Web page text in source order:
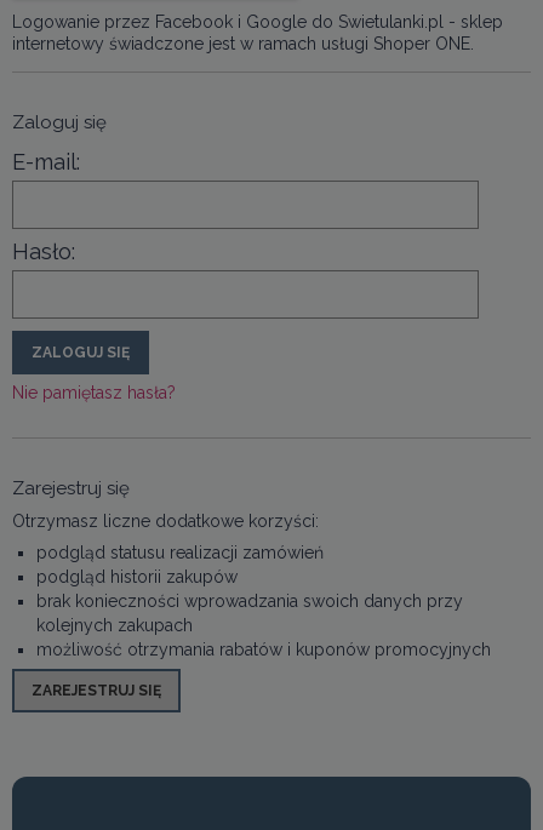
Logowanie przez Facebook i Google do Swietulanki.pl - sklep
internetowy świadczone jest w ramach usługi Shoper ONE.
Zaloguj się
E-mail:
Hasło:
ZALOGUJ SIĘ
Nie pamiętasz hasła?
Zarejestruj się
Otrzymasz liczne dodatkowe korzyści:
podgląd statusu realizacji zamówień
podgląd historii zakupów
brak konieczności wprowadzania swoich danych przy
kolejnych zakupach
możliwość otrzymania rabatów i kuponów promocyjnych
ZAREJESTRUJ SIĘ